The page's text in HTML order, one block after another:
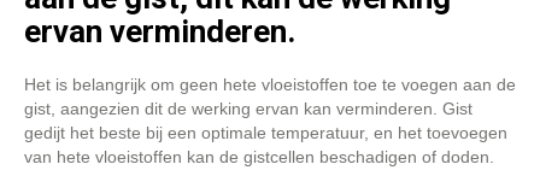
ervan verminderen.
Het is belangrijk om geen hete vloeistoffen toe te voegen aan de
gist, aangezien dit de werking ervan kan verminderen. Gist
gedijt het beste bij een optimale temperatuur, en het toevoegen
van hete vloeistoffen kan de gistcellen beschadigen of doden.